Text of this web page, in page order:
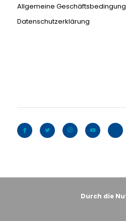
Allgemeine
Datenschutzerklärung
Durch die